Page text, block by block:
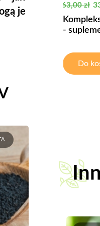
je
Cena
63,00 zł
-
Do